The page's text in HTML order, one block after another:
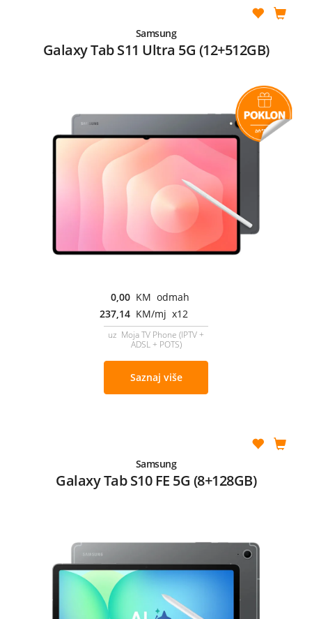
Samsung
Galaxy Tab S11 Ultra 5G (12+512GB)
0,00 KM odmah
237,14 KM/mj x12
uz Moja TV Phone (IPTV +
ADSL + POTS)
Saznaj više
Samsung
Galaxy Tab S10 FE 5G (8+128GB)